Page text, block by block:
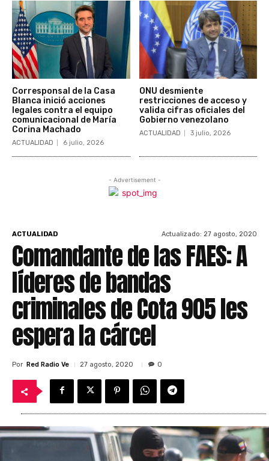
Corresponsal de la Casa
Blanca inició acciones
legales contra el equipo
comunicacional de María
Corina Machado
ACTUALIDAD 6 julio, 2026
ONU desmiente
restricciones de acceso y
valida cifras oficiales del
Gobierno venezolano
ACTUALIDAD 3 julio, 2026
- Advertisement -